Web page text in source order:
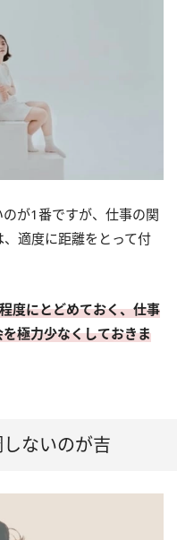
が1番ですが、仕事の関
適度に距離をとって付
度にとどめておく、仕事
極力少なくしておきま
ないのが吉